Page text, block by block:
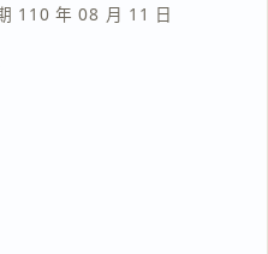
110 年 08 月 11 日